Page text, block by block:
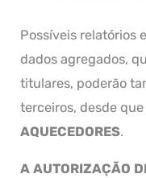
Possíveis relatórios
dados agregados,
titulares, poderão
terceiros, desde
AQUECEDORES.
A AUTORIZAÇÃO